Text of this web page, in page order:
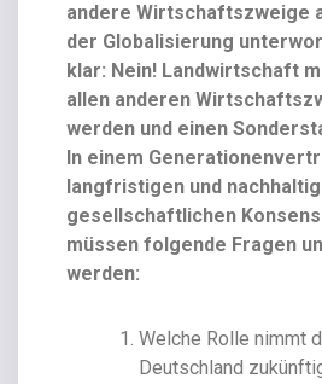
andere Wirtschaftszweige
der Globalisierung
klar: Nein! Landwirtschaft
allen anderen
werden und einen
In einem
langfristigen und
gesellschaftlichen
müssen folgende Fragen
werden:
Welche Rolle nimmt
Deutschland